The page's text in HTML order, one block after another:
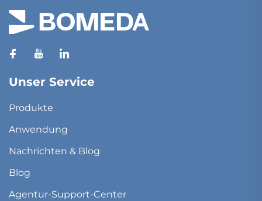
Unser Service
Produkte
Anwendung
Nachrichten & Blog
Blog
Agentur-Support-Center